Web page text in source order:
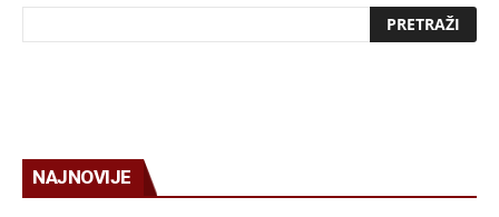
NAJNOVIJE